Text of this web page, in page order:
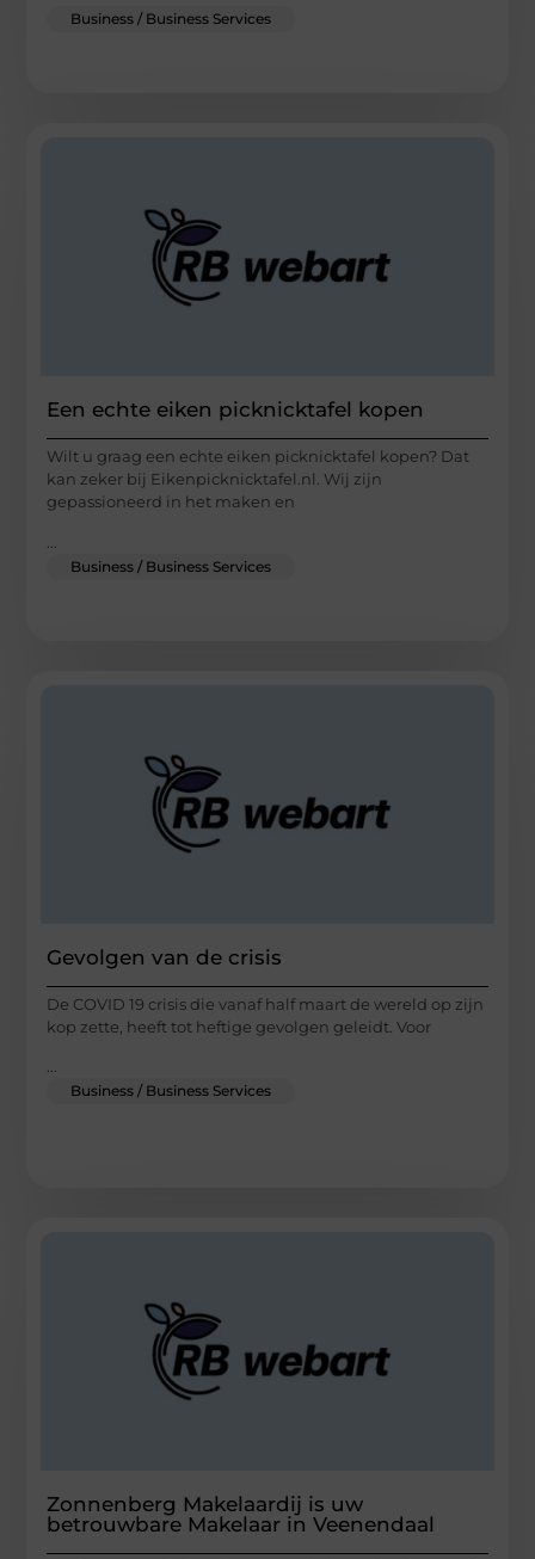
Business / Business Services
Een echte eiken picknicktafel kopen
Wilt u graag een echte eiken picknicktafel kopen? Dat
kan zeker bij Eikenpicknicktafel.nl. Wij zijn
gepassioneerd in het maken en
Business / Business Services
Gevolgen van de crisis
De COVID 19 crisis die vanaf half maart de wereld op zijn
kop zette, heeft tot heftige gevolgen geleidt. Voor
Business / Business Services
Zonnenberg Makelaardij is uw
betrouwbare Makelaar in Veenendaal